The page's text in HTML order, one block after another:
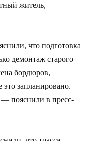
житель,
что подготовка
демонтаж старого
бордюров,
это запланировано.
— пояснили в пресс-